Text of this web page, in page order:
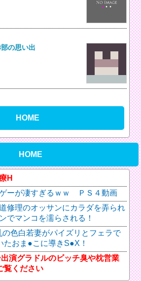
の思い出
HOME
HOME
H
ーが凄すぎるｗｗ ＰＳ４動画
修理のオッサンにカラダを弄られ
でマンコを濡らされる！
色白若妻がパイズリとフェラで
おま●こに導きS●X！
演グラドルのビッチ臭や枕営業
覧ください